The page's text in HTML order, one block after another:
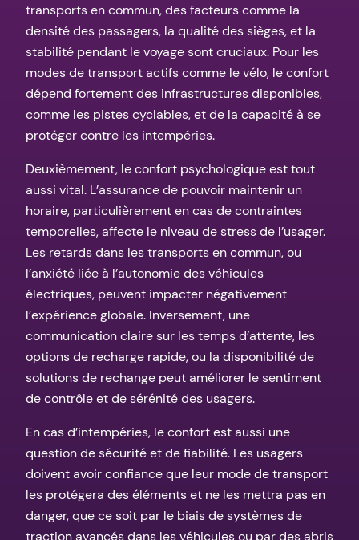
transports en commun, des facteurs comme la
densité des passagers, la qualité des sièges, et la
stabilité pendant le voyage sont cruciaux. Pour les
modes de transport actifs comme le vélo, le confort
dépend fortement des infrastructures disponibles,
comme les pistes cyclables, et de la capacité à se
protéger contre les intempéries.
Deuxièmement, le confort psychologique est tout
aussi vital. L’assurance de pouvoir maintenir un
horaire, particulièrement en cas de contraintes
temporelles, affecte le niveau de stress de l’usager.
Les retards dans les transports en commun, ou
l’anxiété liée à l’autonomie des véhicules
électriques, peuvent impacter négativement
l’expérience globale. Inversement, une
communication claire sur les temps d’attente, les
options de recharge rapide, ou la disponibilité de
solutions de rechange peut améliorer le sentiment
de contrôle et de sérénité des usagers.
En cas d’intempéries, le confort est aussi une
question de sécurité et de fiabilité. Les usagers
doivent avoir confiance que leur mode de transport
les protégera des éléments et ne les mettra pas en
danger, que ce soit par le biais de systèmes de
traction avancés dans les véhicules ou par des abris